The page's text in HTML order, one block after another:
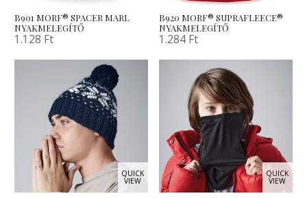
B901 MORF® SPACER MARL
NYAKMELEGÍTŐ
1.128 Ft
B920 MORF® SUPRAFLEECE®
NYAKMELEGÍTŐ
1.284 Ft
QUICK
VIEW
QUICK
VIEW